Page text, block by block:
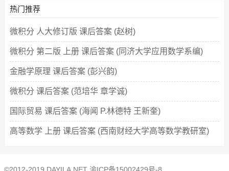
热门推荐
微积分 人大修订版 课后答案 (赵树)
微积分 第二版 上册 课后答案 (同济大学应用数学系编)
金融学原理 课后答案 (彭兴韵)
微积分 课后答案 (范培华 章学诚)
国际贸易 课后答案 (海闻 P.林德特 王新奎)
高等数学 上册 课后答案 (西南财经大学高等数学教研室)